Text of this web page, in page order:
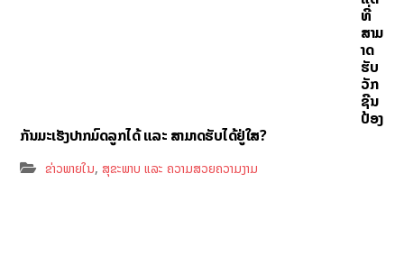
ທີ່
ສາມ
າດ
ຮັບ
ວັກ
ຊີນ
ປ້ອງ
ກັນມະເຮັງປາກມົດລູກໄດ້ ແລະ ສາມາດຮັບໄດ້ຢູ່ໃສ?
ຂ່າວພາຍໃນ,ສຸຂະພາບ ແລະ ຄວາມສວຍຄວາມງາມ